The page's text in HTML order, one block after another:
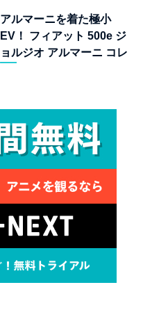
ーの至福
アルマーニを着た極小
EV！ フィアット 500e ジ
ョルジオ アルマーニ コレ